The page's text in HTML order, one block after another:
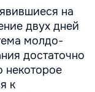
на
двух дней
молдо-
достаточно
некоторое
к